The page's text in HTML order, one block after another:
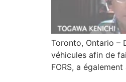
Toronto, Ontario –
véhicules afin de
FORS, a